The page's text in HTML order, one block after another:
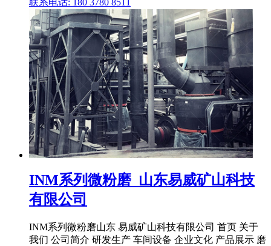
联系电话: 180 3780 8511
INM系列微粉磨_山东易威矿山科技
有限公司
INM系列微粉磨山东 易威矿山科技有限公司 首页 关于
我们 公司简介 研发生产 车间设备 企业文化 产品展示 磨